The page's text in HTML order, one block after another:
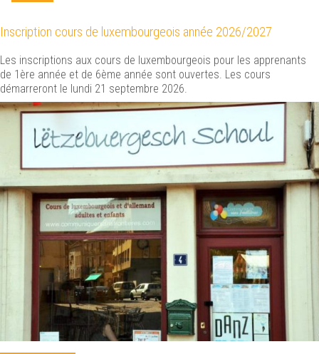
Inscription cours de luxembourgeois année 2026/2027
Les inscriptions aux cours de luxembourgeois pour les apprenants
de 1ère année et de 6ème année sont ouvertes. Les cours
démarreront le lundi 21 septembre 2026.